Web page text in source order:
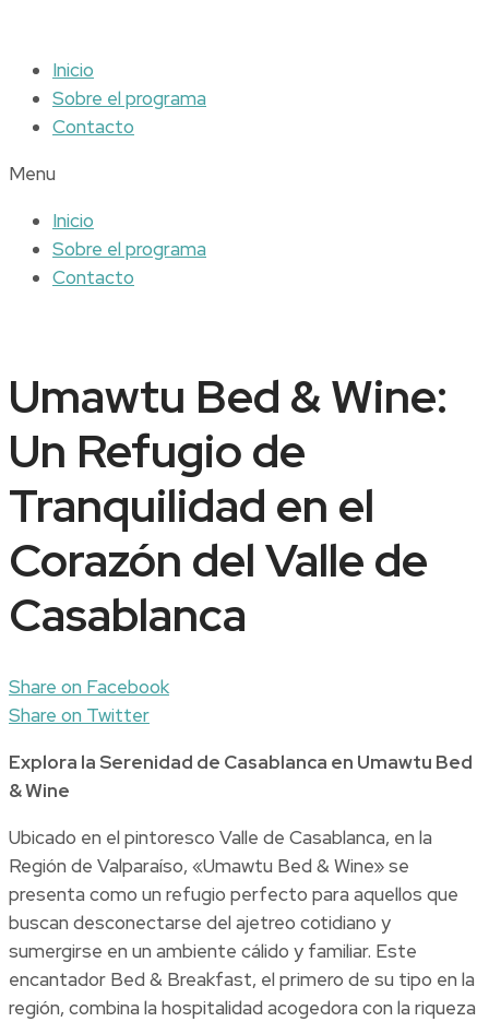
Inicio
Sobre el programa
Contacto
Menu
Inicio
Sobre el programa
Contacto
Umawtu Bed & Wine:
Un Refugio de
Tranquilidad en el
Corazón del Valle de
Casablanca
Share on Facebook
Share on Twitter
Explora la Serenidad de Casablanca en Umawtu Bed
& Wine
Ubicado en el pintoresco Valle de Casablanca, en la
Región de Valparaíso, «Umawtu Bed & Wine» se
presenta como un refugio perfecto para aquellos que
buscan desconectarse del ajetreo cotidiano y
sumergirse en un ambiente cálido y familiar. Este
encantador Bed & Breakfast, el primero de su tipo en la
región, combina la hospitalidad acogedora con la riqueza